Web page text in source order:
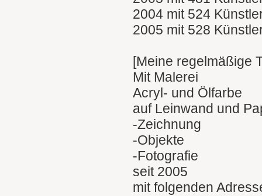
2004 mit 524
2005 mit 528
[Meine regelmäßige
Mit Malerei
Acryl- und Ölfarbe
auf Leinwand und
-Zeichnung
-Objekte
-Fotografie
seit 2005
mit folgenden